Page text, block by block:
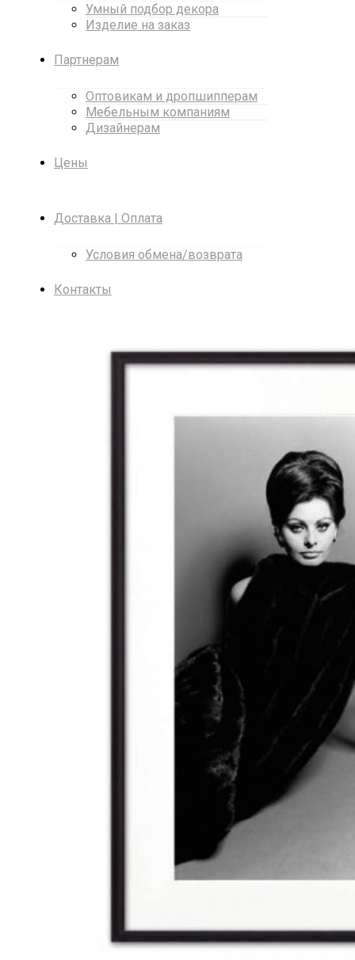
Умный подбор декора
Изделие на заказ
Партнерам
Оптовикам и дропшипперам
Мебельным компаниям
Дизайнерам
Цены
Доставка | Оплата
Условия обмена/возврата
Контакты